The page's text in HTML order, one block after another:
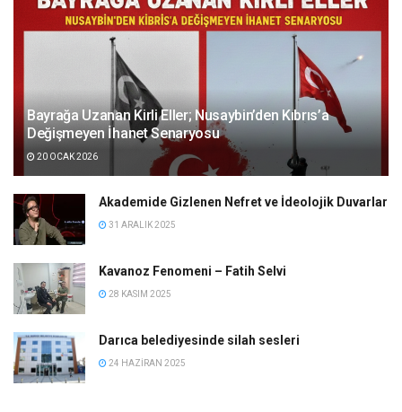
Bayrağa Uzanan Kirli Eller; Nusaybin’den Kıbrıs’a
Değişmeyen İhanet Senaryosu
20 OCAK 2026
Akademide Gizlenen Nefret ve İdeolojik Duvarlar
31 ARALIK 2025
Kavanoz Fenomeni – Fatih Selvi
28 KASIM 2025
Darıca belediyesinde silah sesleri
24 HAZIRAN 2025